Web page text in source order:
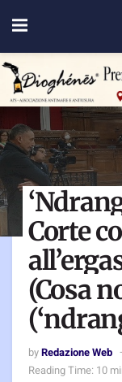
Corte
(Cosa
byRedazione Web
Reading Time: 10